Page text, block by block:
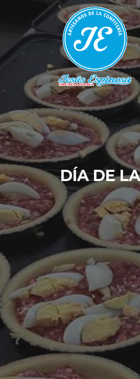
DÍA DE